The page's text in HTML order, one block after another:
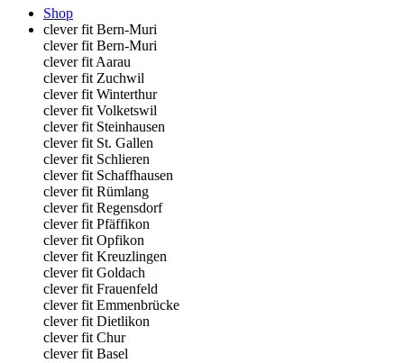
Shop
clever fit Bern-Muri
clever fit Bern-Muri
clever fit Aarau
clever fit Zuchwil
clever fit Winterthur
clever fit Volketswil
clever fit Steinhausen
clever fit St. Gallen
clever fit Schlieren
clever fit Schaffhausen
clever fit Rümlang
clever fit Regensdorf
clever fit Pfäffikon
clever fit Opfikon
clever fit Kreuzlingen
clever fit Goldach
clever fit Frauenfeld
clever fit Emmenbrücke
clever fit Dietlikon
clever fit Chur
clever fit Basel